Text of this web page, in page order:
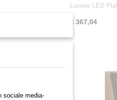
Loxone LED
€ 367,04
TREE
sociale media-